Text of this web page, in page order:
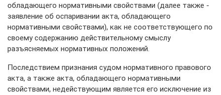
обладающего нормативными свойствами (далее также -
заявление об оспаривании акта, обладающего
нормативными свойствами), как не соответствующего по
своему содержанию действительному смыслу
разъясняемых нормативных положений.
Последствием признания судом нормативного правового
акта, а также акта, обладающего нормативными
свойствами, недействующим является его исключение из